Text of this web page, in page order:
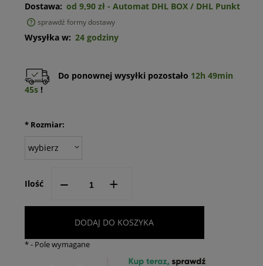
Dostawa: od 9,90 zł - Automat DHL BOX / DHL Punkt
sprawdź formy dostawy
Wysyłka w: 24 godziny
Do ponownej wysyłki pozostało 12h 49min
45s!
*Rozmiar:
Ilość -- +
DODAJ DO KOSZYKA
*- Pole wymagane